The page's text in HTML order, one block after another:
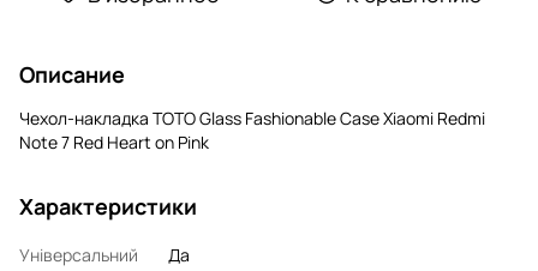
Описание
Чехол-накладка TOTO Glass Fashionable Case Xiaomi Redmi
Note 7 Red Heart on Pink
Характеристики
Універсальний
Да